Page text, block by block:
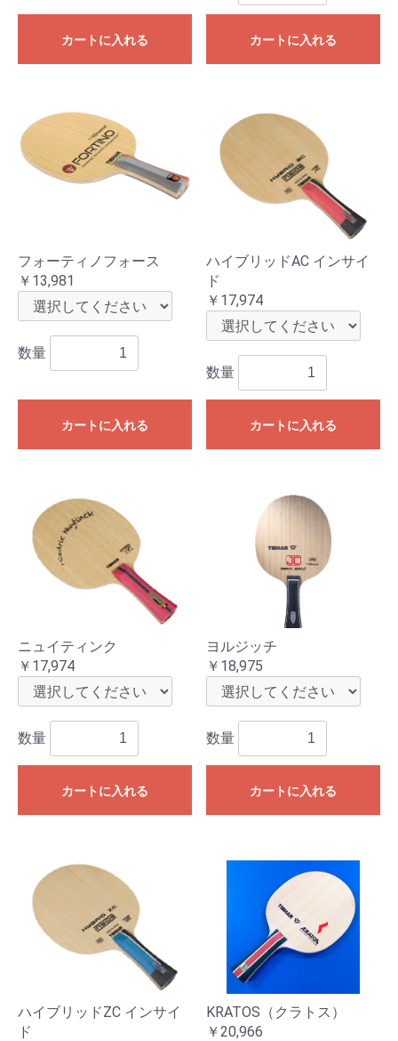
カートに入れる カートに入れる
フォーティノフォース
￥13,981
数量
カートに入れる
ハイブリッドAC インサイ
ド
￥17,974
数量
カートに入れる
ニュイティンク
￥17,974
数量
カートに入れる
ヨルジッチ
￥18,975
数量
カートに入れる
ハイブリッドZC インサイ
ド
KRATOS（クラトス）
￥20,966
お買い物を続ける カートへ進む